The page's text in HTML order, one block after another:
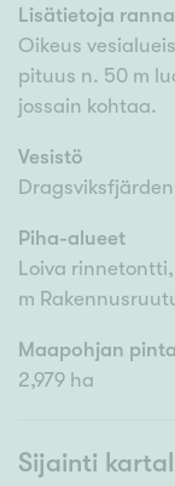
Lisätietoja
Oikeus
pituus n. 50 m
jossain kohtaa.
Vesistö
Dragsviksfjärden
Piha-alueet
Loiva
m
Maapohjan
2,979 ha
Sijainti